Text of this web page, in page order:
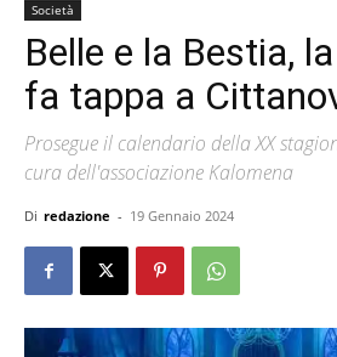
Società
Belle e la Bestia,
fa tappa a
Prosegue il calendario della XX
cura dell'associazione Kalomena
Di redazione - 19 Gennaio 2024